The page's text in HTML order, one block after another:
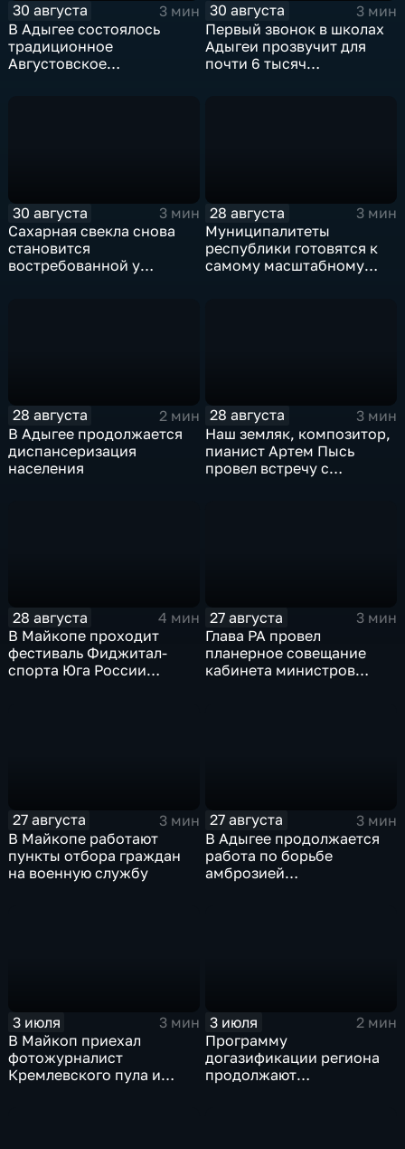
30 августа
3 мин
В Адыгее состоялось
традиционное
Августовское
30 августа
3 мин
Первый звонок в школах
Адыгеи прозвучит для
почти 6 тысяч
30 августа
3 мин
Сахарная свекла снова
становится
востребованной у
28 августа
3 мин
Муниципалитеты
республики готовятся к
самому масштабному
28 августа
2 мин
В Адыгее продолжается
диспансеризация
населения
28 августа
3 мин
Наш земляк, композитор,
пианист Артем Пысь
провел встречу с
28 августа
4 мин
В Майкопе проходит
фестиваль Фиджитал-
спорта Юга России
27 августа
3 мин
Глава РА провел
планерное совещание
кабинета министров
27 августа
3 мин
В Майкопе работают
пункты отбора граждан
на военную службу
27 августа
3 мин
В Адыгее продолжается
работа по борьбе
амброзией
3 июля
3 мин
В Майкоп приехал
фотожурналист
Кремлевского пула и
3 июля
2 мин
Программу
догазификации региона
продолжают